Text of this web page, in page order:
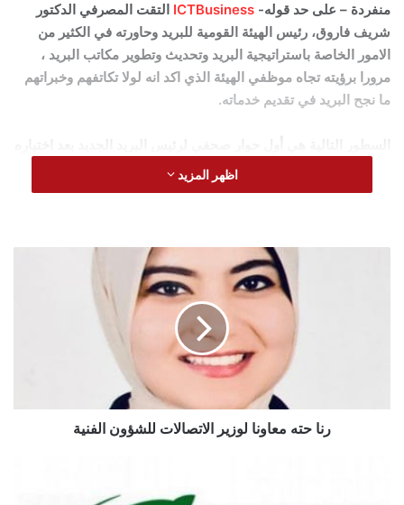
منفردة – على حد قوله- ICTBusiness التقت المصرفي الدكتور
شريف فاروق، رئيس الهيئة القومية للبريد وحاورته في الكثير من
الامور الخاصة باستراتيجية البريد وتحديث وتطوير مكاتب البريد ،
مرورا برؤيته تجاه موظفي الهيئة الذي اكد انه لولا تكاتفهم وخبراتهم
ما نجح البريد في تقديم خدماته.
لهذا المنصب في يوليو الماضي
اشكر الجيش الأخضر من البريدين
لتكاتفه في تقديم خدمات متميزة
خلال جائحة كورونا
اظهر المزيد
رنا حته معاونا لوزير الاتصالات للشؤون الفنية